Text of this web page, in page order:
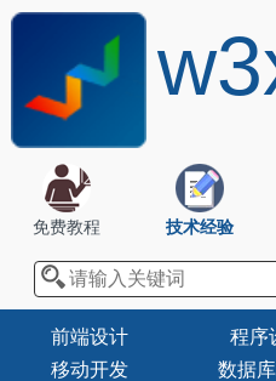
免费教程 技术经验
前端设计 程序
移动开发
数据